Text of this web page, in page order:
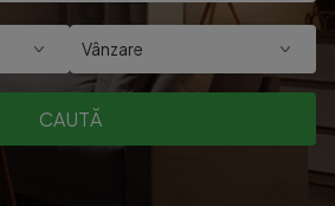
Vânzare
CAUTĂ